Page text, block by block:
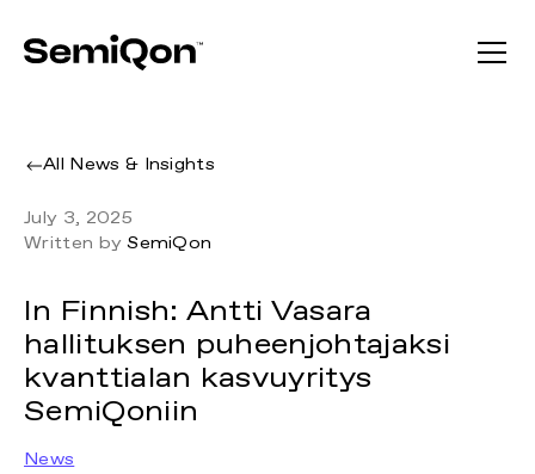
All News & Insights
July 3, 2025
Written by SemiQon
In Finnish: Antti Vasara
hallituksen puheenjohtajaksi
kvanttialan kasvuyritys
SemiQoniin
News